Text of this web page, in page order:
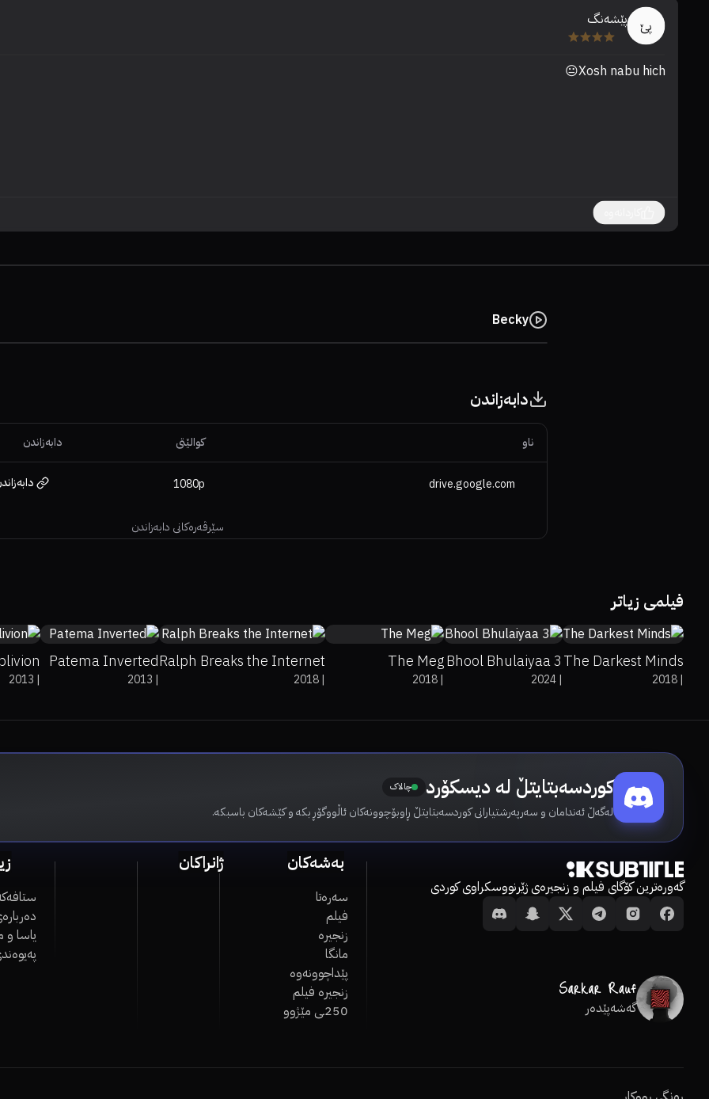
پێ پێشەنگ
Xosh nabu hich😐
Becky
دابەزاندن
سێرڤەرەکانی دابەزاندن
ناو کوالێتی دابەزاندن
drive.google.com
1080p
فیلمی زیاتر
The Darkest Minds
|
2018
Bhool Bhulaiyaa 3
|
2024
The Meg
|
2018
Ralph Breaks the Internet
|
2018
Patema Inverted
|
2013
|
2013
کوردسەبتایتڵ لە دیسکۆرد چالاک
لەگەڵ ئەندامان و سەرپەرشتیارانی کوردسەبتایتڵ ڕاوبۆچوونەکان ئاڵووگۆڕ بکە و کێشەکان باسبکە.
گەورەترین کۆگای فیلم و زنجیرەی ژێرنووسکراوی کوردی
گەشەپێدەر
بەشەکان
سەرەتا
فیلم
زنجیرە
مانگا
پێداچوونەوە
زنجیرە فیلم
250ـی مێژوو
ژانراکان
یاسا و